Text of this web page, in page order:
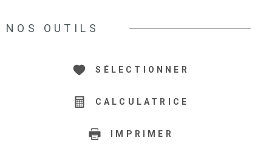
NOS OUTILS
SÉLECTIONNER
CALCULATRICE
IMPRIMER